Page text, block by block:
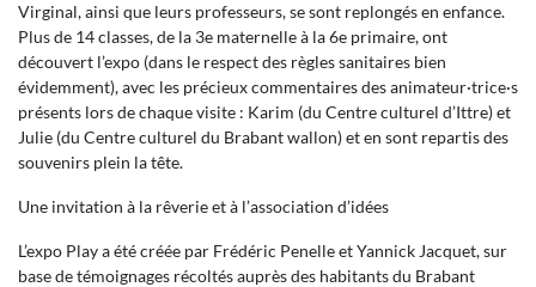
Virginal, ainsi que leurs professeurs, se sont replongés en enfance.
Plus de 14 classes, de la 3e maternelle à la 6e primaire, ont
découvert l’expo (dans le respect des règles sanitaires bien
évidemment), avec les précieux commentaires des animateur·trice·s
présents lors de chaque visite : Karim (du Centre culturel d’Ittre) et
Julie (du Centre culturel du Brabant wallon) et en sont repartis des
souvenirs plein la tête.
Une invitation à la rêverie et à l’association d’idées
L’expo Play a été créée par Frédéric Penelle et Yannick Jacquet, sur
base de témoignages récoltés auprès des habitants du Brabant